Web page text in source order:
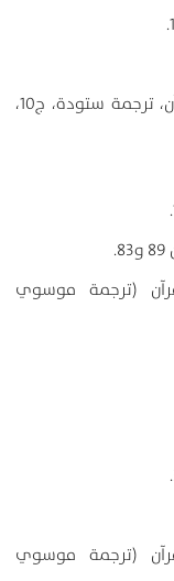
الطبرسي، مجمع البيان في تفسير القرآن، ترجمة ستودة، ج10،
(ترجمة موسوي
(ترجمة موسوي